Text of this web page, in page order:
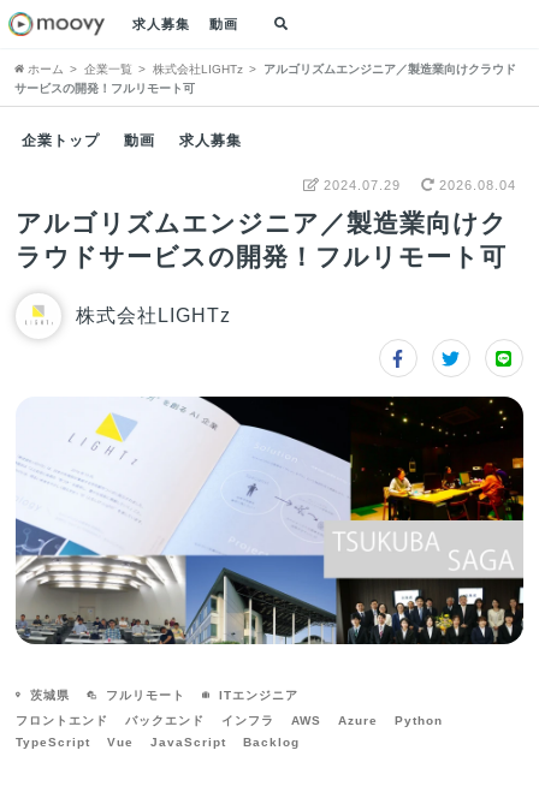
求人募集 動画
ホーム 企業一覧 株式会社LIGHTz
アルゴリズムエンジニア／製造業向けクラウド
サービスの開発！フルリモート可
企業トップ 動画 求人募集
2024.07.29 2026.08.04
アルゴリズムエンジニア／製造業向けク
ラウドサービスの開発！フルリモート可
株式会社LIGHTz
茨城県 フルリモート
ITエンジニア
フロントエンド
バックエンド インフラ AWS Azure
Python
TypeScript
Vue JavaScript Backlog